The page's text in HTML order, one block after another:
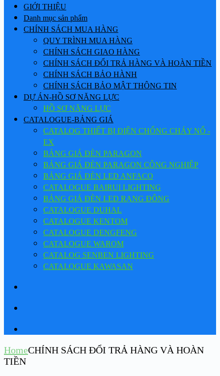
GIỚI THIỆU
Danh mục sản phẩm
CHÍNH SÁCH MUA HÀNG
QUY TRÌNH MUA HÀNG
CHÍNH SÁCH GIAO HÀNG
CHÍNH SÁCH ĐỔI TRẢ HÀNG VÀ HOÀN TIỀN
CHÍNH SÁCH BẢO HÀNH
CHÍNH SÁCH BẢO MẬT THÔNG TIN
DỰ ÁN-HỒ SƠ NĂNG LỰC
HỒ SƠ NĂNG LỰC
CATALOGUE-BẢNG GIÁ
CATALOG THIẾT BỊ ĐIỆN CHỐNG CHÁY NỔ -
EX
BẢNG GIÁ ĐÈN PARAGON
BẢNG GIÁ ĐÈN PARAGON CÔNG NGHIỆP
BẢNG GIÁ ĐÈN LED ANFACO
CATALOGUE BAIRUI LIGHTING
BẢNG GIÁ ĐÈN LED RẠNG ĐÔNG
CATALOGUE DUHAL
CATALOGUE KENTOM
CATALOGUE DENGFENG
CATALOGUE WAROM
CATALOG SENBEN LIGHTING
CATALOGUE KAWASAN
HomeCHÍNH SÁCH ĐỔI TRẢ HÀNG VÀ HOÀN
TIỀN